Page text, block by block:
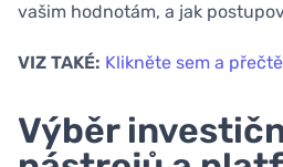
vašim hodnotám, a jak
VIZ TAKÉ: Klikněte sem a
Výběr